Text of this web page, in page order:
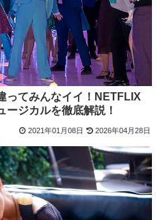
ってみんなイイ！NETFLIX
ージカルを徹底解説！
2021年01月08日 2026年04月28日